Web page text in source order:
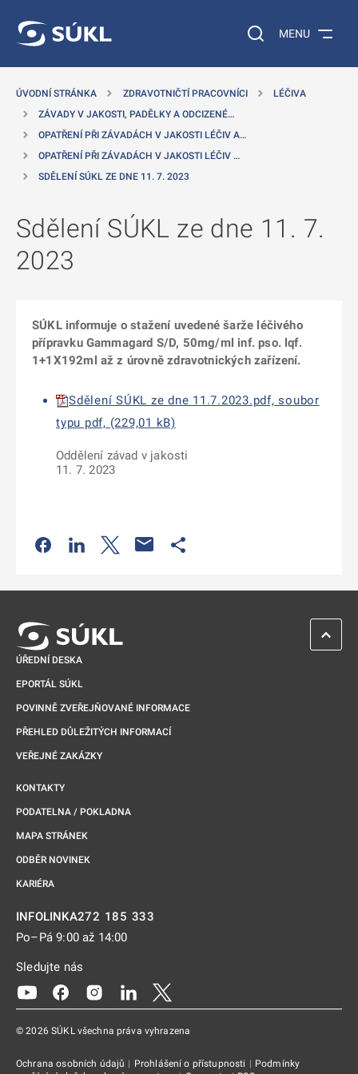
Vyhledávání na
MENU
ÚVODNÍ STRÁNKA ZDRAVOTNIČTÍ PRACOVNÍCI
LÉČIVA
ZÁVADY V JAKOSTI, PADĚLKY A ODCIZENÉ…
OPATŘENÍ PŘI ZÁVADÁCH V JAKOSTI LÉČIV A…
OPATŘENÍ PŘI ZÁVADÁCH V JAKOSTI LÉČIV …
SDĚLENÍ SÚKL ZE DNE 11. 7. 2023
Sdělení SÚKL ze dne 11. 7.
2023
SÚKL informuje o stažení uvedené šarže léčivého
přípravku Gammagard S/D, 50mg/ml inf. pso. lqf.
1+1X192ml až z úrovně zdravotnických zařízení.
Sdělení SÚKL ze dne 11.7.2023.pdf, soubor
typu pdf, (229,01 kB)
Oddělení závad v jakosti
11. 7. 2023
Odkaz se otevře na nové kartě
Odkaz se otevře na nové kartě
Odkaz se otevře na nové kartě
ÚŘEDNÍ DESKA
EPORTÁL SÚKL
POVINNĚ ZVEŘEJŇOVANÉ INFORMACE
PŘEHLED DŮLEŽITÝCH INFORMACÍ
VEŘEJNÉ ZAKÁZKY
KONTAKTY
PODATELNA / POKLADNA
MAPA STRÁNEK
ODBĚR NOVINEK
KARIÉRA
INFOLINKA272 185 333
Po–Pá 9:00 až 14:00
Sledujte nás
Odkaz se otevře na nové kartě
Odkaz se otevře na nové kartě
Odkaz se otevře na nové kartě
Odkaz se otevře na nové kartě
© 2026 SÚKL všechna práva vyhrazena
Ochrana osobních údajů | Prohlášení o přístupnosti | Podmínky
ZPĚT